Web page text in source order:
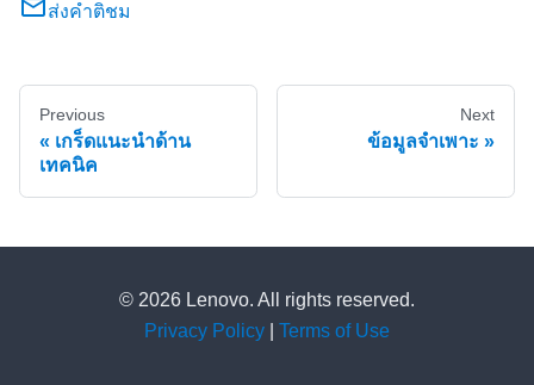
ส่งคำติชม
Previous
เกร็ดแนะนำด้าน
เทคนิค
Next
ข้อมูลจำเพาะ
© 2026 Lenovo. All rights reserved.
Privacy Policy
Terms of Use